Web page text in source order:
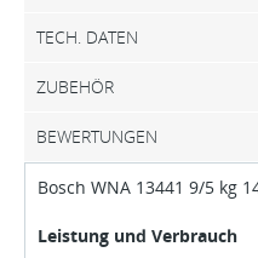
TECH. DATEN
ZUBEHÖR
BEWERTUNGEN
Bosch WNA 13441 9/5 kg
Leistung und Verbrauch